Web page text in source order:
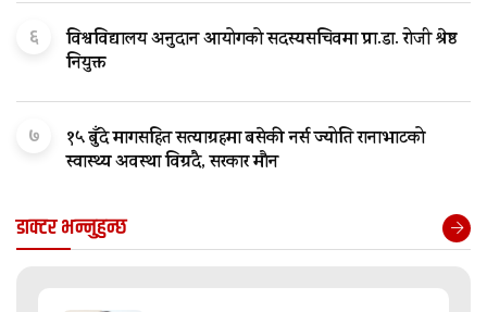
६
विश्वविद्यालय अनुदान आयोगको सदस्यसचिवमा प्रा.डा. रोजी श्रेष्ठ
नियुक्त
७
१५ बुँदे मागसहित सत्याग्रहमा बसेकी नर्स ज्योति रानाभाटको
स्वास्थ्य अवस्था विग्रदै, सरकार मौन
डाक्टर भन्नुहुन्छ